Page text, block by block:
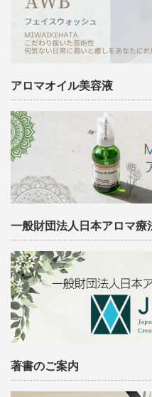
アロマオイル美容液
一般財団法人日本アロマ療
著書のご案内